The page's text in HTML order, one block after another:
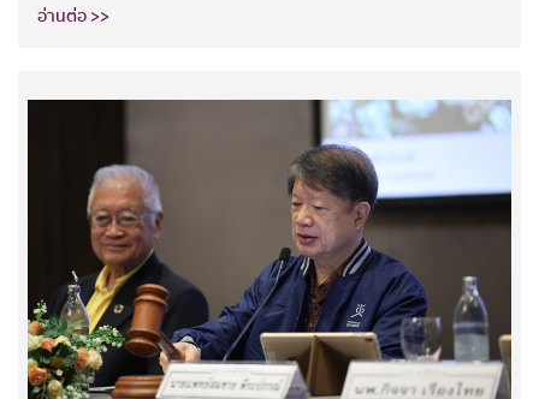
อ่านต่อ >>